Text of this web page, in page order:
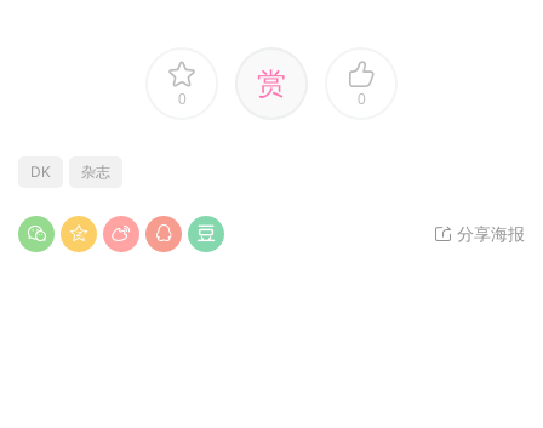
0 赏 0
DK 杂志
分享海报